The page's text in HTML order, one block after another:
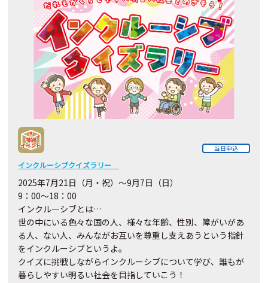
当日申込
インクルーシブクイズラリー
2025年7月21日（月・祝）～9月7日（日）
9：00～18：00
インクルーシブとは…
世の中にいる色々な国の人、様々な年齢、性別、障がいがあ
る人、ない人、みんながお互いを尊重し支えあうという指針
をインクルーシブというよ。
クイズに挑戦しながらインクルーシブについて学び、誰もが
暮らしやすい明るい社会を目指していこう！